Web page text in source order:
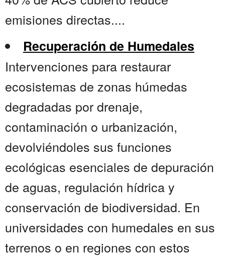
emisiones directas....
Recuperación de Humedales
Intervenciones para restaurar
ecosistemas de zonas húmedas
degradadas por drenaje,
contaminación o urbanización,
devolviéndoles sus funciones
ecológicas esenciales de depuración
de aguas, regulación hídrica y
conservación de biodiversidad. En
universidades con humedales en sus
terrenos o en regiones con estos